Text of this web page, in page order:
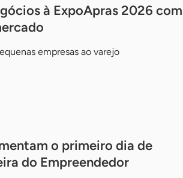
à ExpoApras 2026 com
empresas ao varejo
o primeiro dia de
do Empreendedor